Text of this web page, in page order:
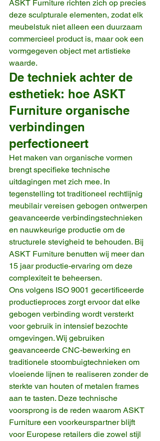
ASKT Furniture richten zich op precies
deze sculpturale elementen, zodat elk
meubelstuk niet alleen een duurzaam
commercieel product is, maar ook een
vormgegeven object met artistieke
waarde.
De techniek achter de
esthetiek: hoe ASKT
Furniture organische
verbindingen
perfectioneert
Het maken van organische vormen
brengt specifieke technische
uitdagingen met zich mee. In
tegenstelling tot traditioneel rechtlijnig
meubilair vereisen gebogen ontwerpen
geavanceerde verbindingstechnieken
en nauwkeurige productie om de
structurele stevigheid te behouden. Bij
ASKT Furniture benutten wij meer dan
15 jaar productie-ervaring om deze
complexiteit te beheersen.
Ons volgens ISO 9001 gecertificeerde
productieproces zorgt ervoor dat elke
gebogen verbinding wordt versterkt
voor gebruik in intensief bezochte
omgevingen. Wij gebruiken
geavanceerde CNC-bewerking en
traditionele stoombuigtechnieken om
vloeiende lijnen te realiseren zonder de
sterkte van houten of metalen frames
aan te tasten. Deze technische
voorsprong is de reden waarom ASKT
Furniture een voorkeurspartner blijft
voor Europese retailers die zowel stijl